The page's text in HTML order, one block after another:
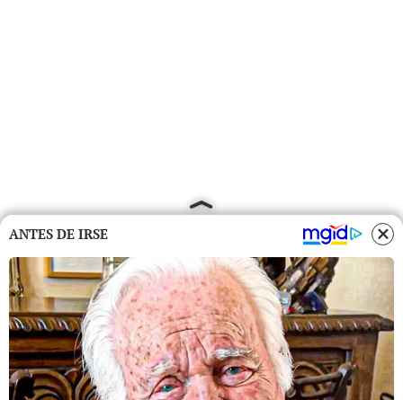
ANTES DE IRSE